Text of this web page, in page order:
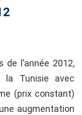
l’année 2012,
la Tunisie avec
(prix constant)
augmentation